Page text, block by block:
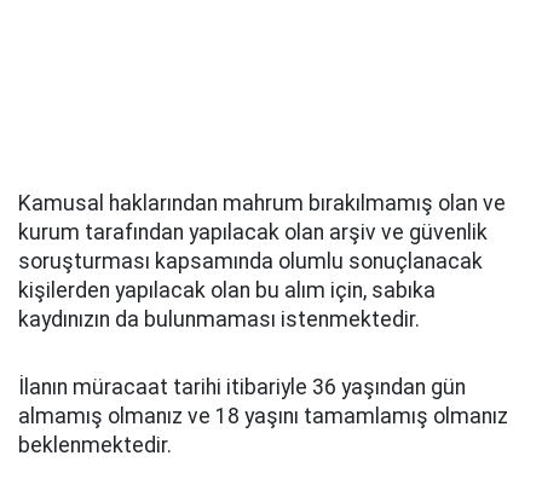
Kamusal haklarından mahrum bırakılmamış olan ve
kurum tarafından yapılacak olan arşiv ve güvenlik
soruşturması kapsamında olumlu sonuçlanacak
kişilerden yapılacak olan bu alım için, sabıka
kaydınızın da bulunmaması istenmektedir.
İlanın müracaat tarihi itibariyle 36 yaşından gün
almamış olmanız ve 18 yaşını tamamlamış olmanız
beklenmektedir.